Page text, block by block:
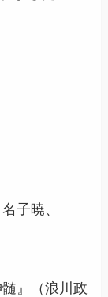
子暁、
』（浪川政